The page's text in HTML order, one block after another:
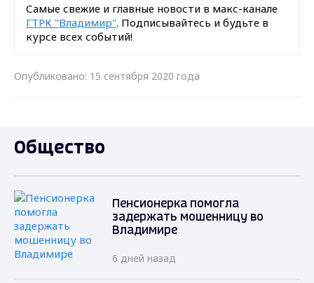
Самые свежие и главные новости в макс-канале
ГТРК "Владимир". Подписывайтесь и будьте в
курсе всех событий!
Опубликовано: 15 сентября 2020 года
Общество
Пенсионерка помогла
задержать мошенницу во
Владимире
6 дней назад